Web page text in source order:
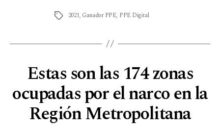
2021, Ganador PPE, PPE Digital
Estas son las 174 zonas
ocupadas por el narco en la
Región Metropolitana